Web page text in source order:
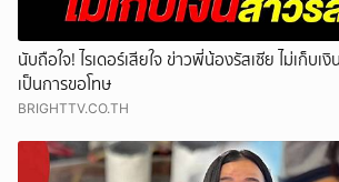
นับถือใจ! ไรเดอร์เสียใจ ข่าวพี่น้องรัสเซีย ไม่เก็บเ
เป็นการขอโทษ
BRIGHTTV.CO.TH